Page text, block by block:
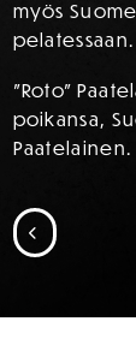
myös
pelatessaan.
”Roto”
poikansa,
Paatelainen.
SIIRRY